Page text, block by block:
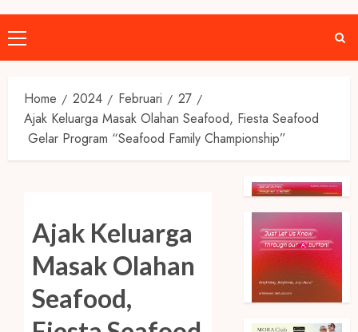
Primary
Menu
Home 2024 Februari
27
Ajak Keluarga Masak Olahan Seafood, Fiesta Seafood
Gelar Program “Seafood Family Championship”
Ajak Keluarga
Masak Olahan
Seafood,